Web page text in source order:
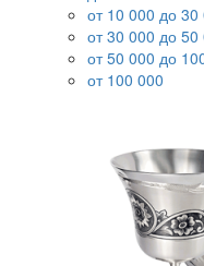
от 10 000 до 30
от 30 000 до 50
от 50 000 до
от 100 000